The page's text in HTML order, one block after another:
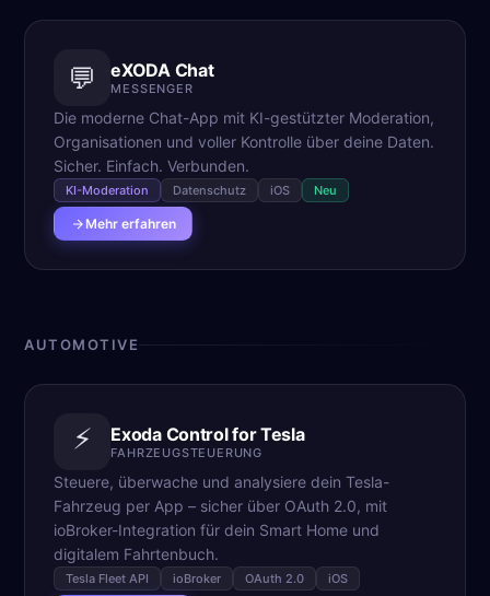
💬 eXODA Chat
MESSENGER
Die moderne Chat-App mit KI-gestützter Moderation,
Organisationen und voller Kontrolle über deine Daten.
Sicher. Einfach. Verbunden.
KI-Moderation Datenschutz iOS Neu
Mehr erfahren
AUTOMOTIVE
⚡ Exoda Control for Tesla
FAHRZEUGSTEUERUNG
Steuere, überwache und analysiere dein Tesla-
Fahrzeug per App – sicher über OAuth 2.0, mit
ioBroker-Integration für dein Smart Home und
digitalem Fahrtenbuch.
Tesla Fleet API ioBroker OAuth 2.0 iOS